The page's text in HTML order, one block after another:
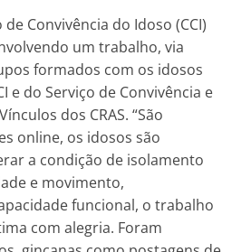
Convivência do Idoso (CCI)
um trabalho, via
formados com os idosos
e do Serviço de Convivência e
dos CRAS. “São
online, os idosos são
a condição de isolamento
e movimento,
funcional, o trabalho
com alegria. Foram